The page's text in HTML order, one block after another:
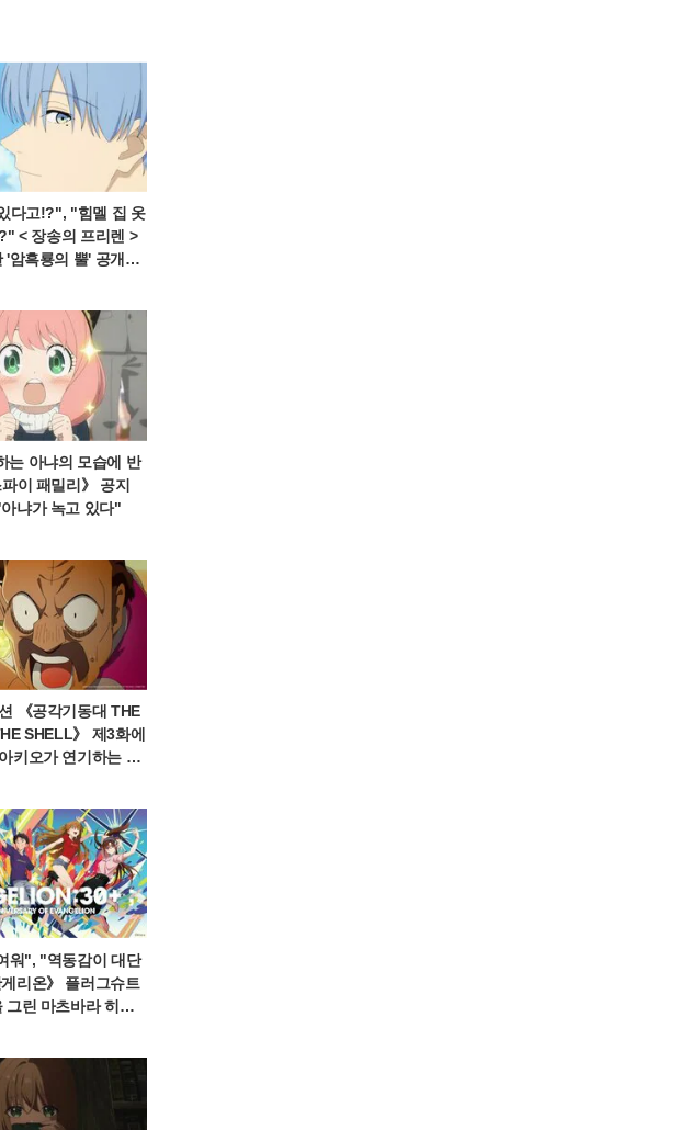
다고!?", "힘멜 집 옷
< 장송의 프리렌 >
'암흑룡의 뿔' 공개에
는 아냐의 모습에 반
이 패밀리》 공지
냐가 녹고 있다"
《공각기동대 THE
SHELL》 제3화에
키오가 연기하는 마
! 캐스트 코멘트 &
워", "역동감이 대단
리온》 플러그슈트
그린 마츠바라 히데
다운 드로잉 공개에